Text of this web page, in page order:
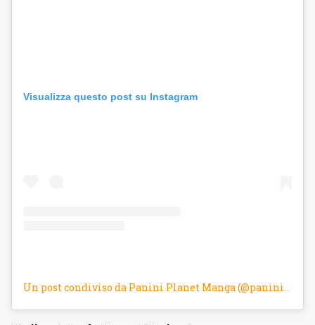
Visualizza questo post su Instagram
Un post condiviso da Panini Planet Manga (@panini_planetmanga)